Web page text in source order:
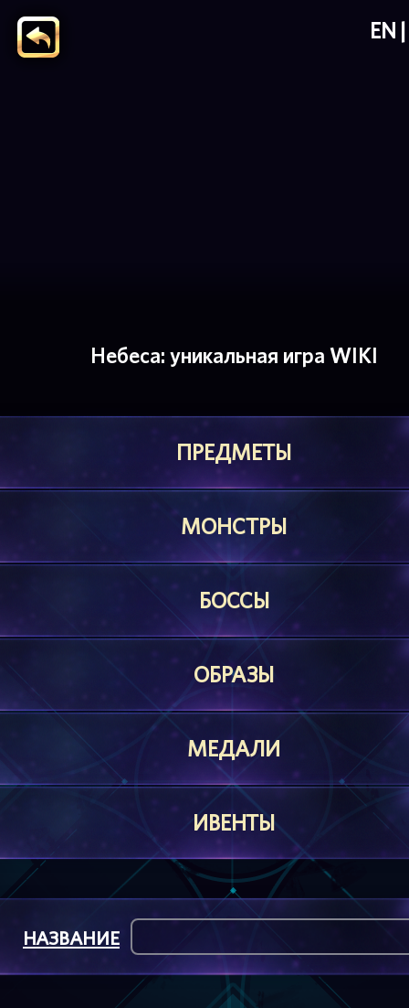
EN
Небеса: уникальная игра WIKI
ПРЕДМЕТЫ
МОНСТРЫ
БОССЫ
ОБРАЗЫ
МЕДАЛИ
ИВЕНТЫ
НАЗВАНИЕ